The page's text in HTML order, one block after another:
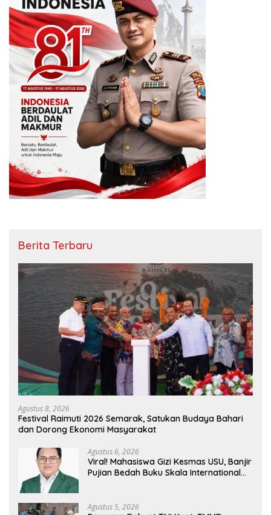
Berita Terbaru
Agustus 8, 2026
Festival Raimuti 2026 Semarak, Satukan Budaya Bahari
dan Dorong Ekonomi Masyarakat
Agustus 6, 2026
Viral! Mahasiswa Gizi Kesmas USU, Banjir
Pujian Bedah Buku Skala International
Agustus 5, 2026